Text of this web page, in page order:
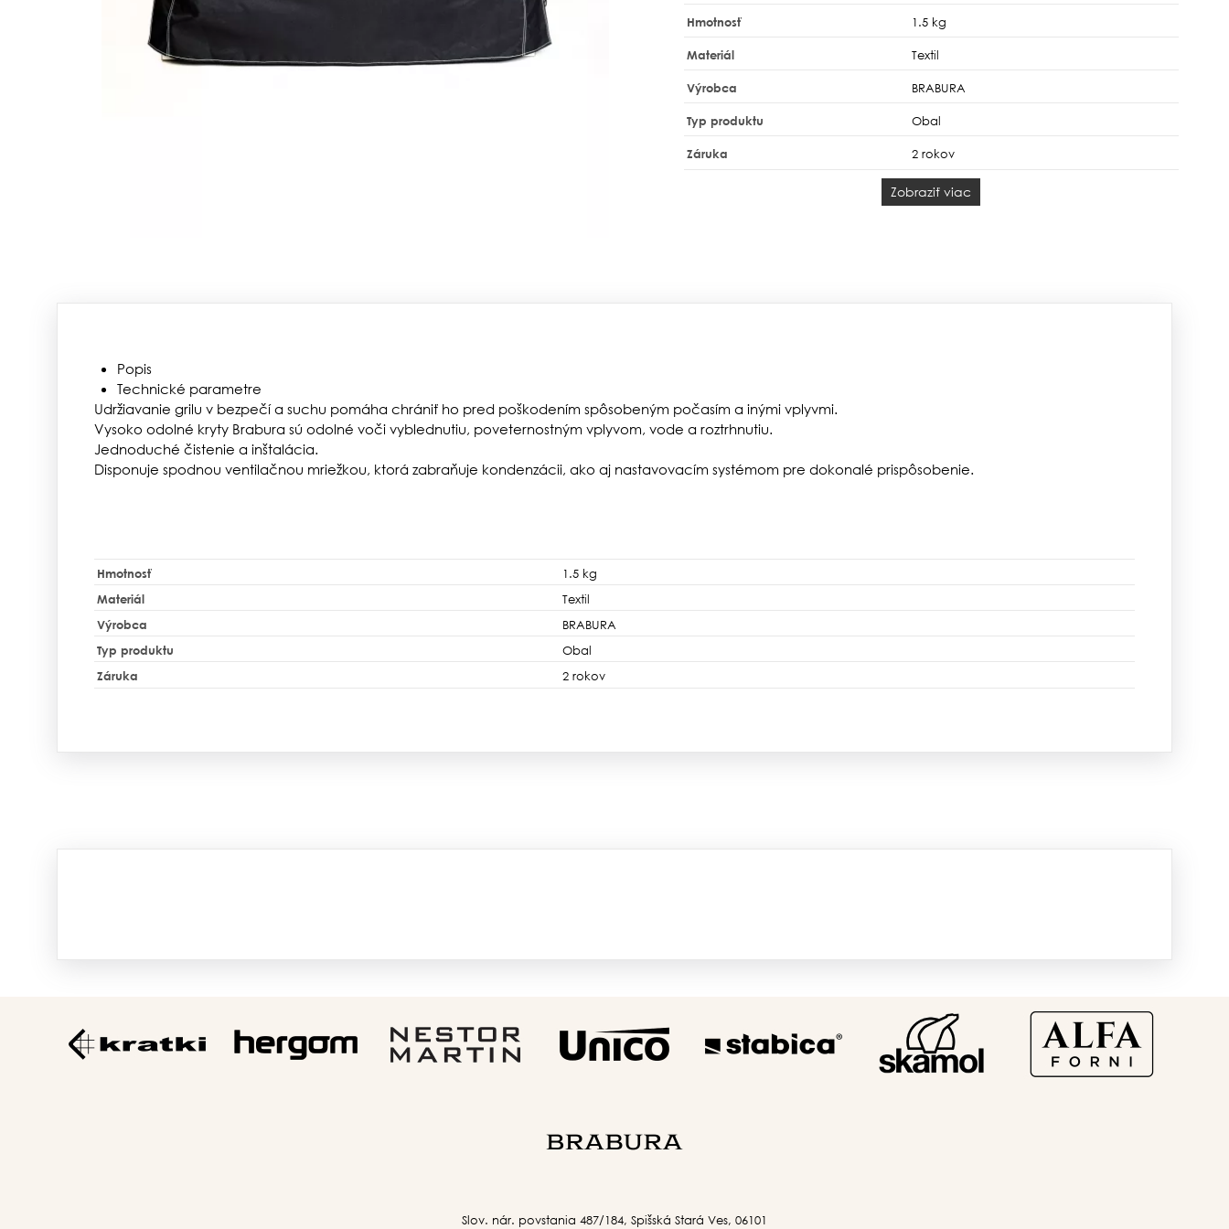
Hmotnosť 1.5 kg
Materiál Textil
Výrobca BRABURA
Typ produktu Obal
Záruka 2 rokov
Zobraziť viac
Popis
Technické parametre
Udržiavanie grilu v bezpečí a suchu pomáha chrániť ho pred poškodením spôsobeným počasím a inými vplyvmi.
Vysoko odolné kryty Brabura sú odolné voči vyblednutiu, poveternostným vplyvom, vode a roztrhnutiu.
Jednoduché čistenie a inštalácia.
Disponuje spodnou ventilačnou mriežkou, ktorá zabraňuje kondenzácii, ako aj nastavovacím systémom pre dokonalé prispôsobenie.
Hmotnosť 1.5 kg
Materiál Textil
Výrobca BRABURA
Typ produktu Obal
Záruka 2 rokov
Slov. nár. povstania 487/184, Spišská Stará Ves, 06101